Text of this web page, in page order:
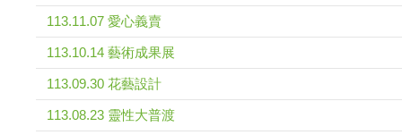
113.11.07 愛心義賣
113.10.14 藝術成果展
113.09.30 花藝設計
113.08.23 靈性大普渡